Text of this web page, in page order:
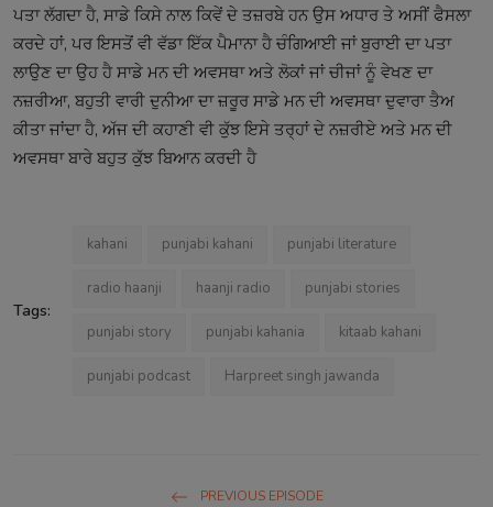
ਪਤਾ ਲੱਗਦਾ ਹੈ, ਸਾਡੇ ਕਿਸੇ ਨਾਲ ਕਿਵੇਂ ਦੇ ਤਜ਼ਰਬੇ ਹਨ ਉਸ ਅਧਾਰ ਤੇ ਅਸੀਂ ਫੈਸਲਾ
ਕਰਦੇ ਹਾਂ, ਪਰ ਇਸਤੋਂ ਵੀ ਵੱਡਾ ਇੱਕ ਪੈਮਾਨਾ ਹੈ ਚੰਗਿਆਈ ਜਾਂ ਬੁਰਾਈ ਦਾ ਪਤਾ
ਲਾਉਣ ਦਾ ਉਹ ਹੈ ਸਾਡੇ ਮਨ ਦੀ ਅਵਸਥਾ ਅਤੇ ਲੋਕਾਂ ਜਾਂ ਚੀਜਾਂ ਨੂੰ ਵੇਖਣ ਦਾ
ਨਜ਼ਰੀਆ, ਬਹੁਤੀ ਵਾਰੀ ਦੁਨੀਆ ਦਾ ਜ਼ਰੂਰ ਸਾਡੇ ਮਨ ਦੀ ਅਵਸਥਾ ਦੁਵਾਰਾ ਤੈਅ
ਕੀਤਾ ਜਾਂਦਾ ਹੈ, ਅੱਜ ਦੀ ਕਹਾਣੀ ਵੀ ਕੁੱਝ ਇਸੇ ਤਰ੍ਹਾਂ ਦੇ ਨਜ਼ਰੀਏ ਅਤੇ ਮਨ ਦੀ
ਅਵਸਥਾ ਬਾਰੇ ਬਹੁਤ ਕੁੱਝ ਬਿਆਨ ਕਰਦੀ ਹੈ
Tags:
kahani punjabi kahani punjabi literature
radio haanji haanji radio punjabi stories
punjabi story punjabi kahania kitaab kahani
punjabi podcast Harpreet singh jawanda
PREVIOUS EPISODE